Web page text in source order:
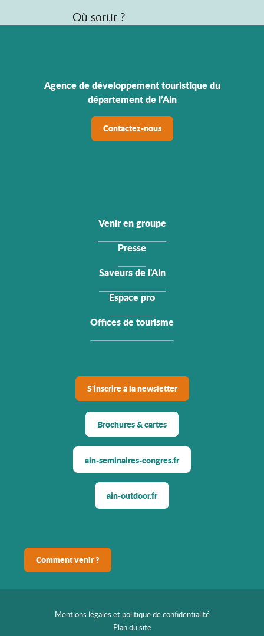
Où sortir ?
Agence de développement touristique du
département de l’Ain
Contactez-nous
Venir en groupe
Presse
Saveurs de l'Ain
Espace pro
Offices de tourisme
S'inscrire à la newsletter
Brochures & cartes
ain-seminaires-congres.fr
ain-outdoor.fr
Comment venir ?
Mentions légales et politique de confidentialité
Plan du site